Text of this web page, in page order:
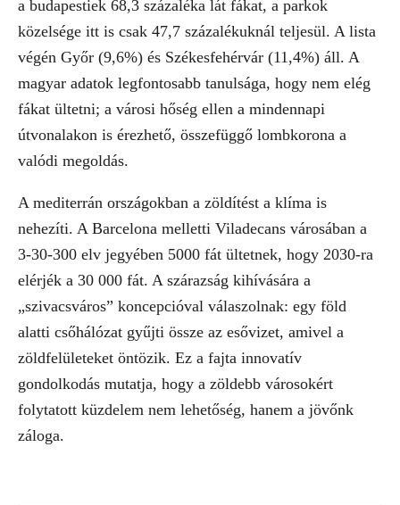
a budapestiek 68,3 százaléka lát fákat, a parkok
közelsége itt is csak 47,7 százalékuknál teljesül. A lista
végén Győr (9,6%) és Székesfehérvár (11,4%) áll. A
magyar adatok legfontosabb tanulsága, hogy nem elég
fákat ültetni; a városi hőség ellen a mindennapi
útvonalakon is érezhető, összefüggő lombkorona a
valódi megoldás.
A mediterrán országokban a zöldítést a klíma is
nehezíti. A Barcelona melletti Viladecans városában a
3-30-300 elv jegyében 5000 fát ültetnek, hogy 2030-ra
elérjék a 30 000 fát. A szárazság kihívására a
„szivacsváros” koncepcióval válaszolnak: egy föld
alatti csőhálózat gyűjti össze az esővizet, amivel a
zöldfelületeket öntözik. Ez a fajta innovatív
gondolkodás mutatja, hogy a zöldebb városokért
folytatott küzdelem nem lehetőség, hanem a jövőnk
záloga.